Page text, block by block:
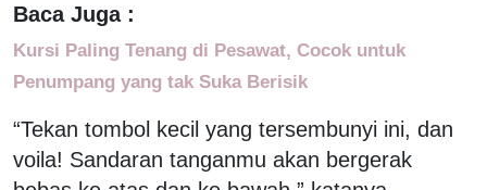
Baca Juga :
Kursi Paling Tenang di Pesawat, Cocok untuk
Penumpang yang tak Suka Berisik
“Tekan tombol kecil yang tersembunyi ini, dan
voila! Sandaran tanganmu akan bergerak